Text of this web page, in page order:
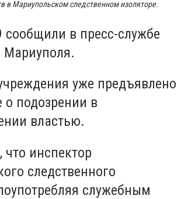
в Мариупольском следственном изоляторе.
сообщили в пресс-службе
Мариуполя.
уже предъявлено
о подозрении в
властью.
что инспектор
следственного
служебным